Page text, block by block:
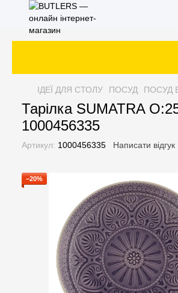
ІДЕЇ ДЛЯ СТОЛУ ПОСУД ПОСУД
Тарілка SUMATRA
1000456335
Артикул: 1000456335 Написати відгук
−20%